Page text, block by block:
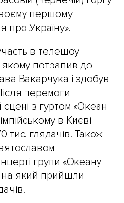
першому
про Україну».
в телешоу
якому потрапив до
Вакарчука і здобув
перемоги
з гуртом «Океан
в Києві
тис. глядачів. Також
групи «Океану
на який прийшли